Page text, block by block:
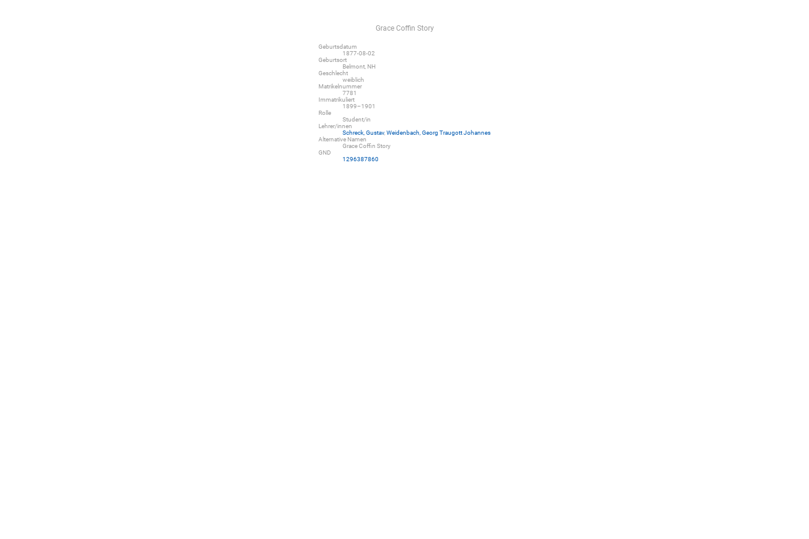
Grace Coffin Story
Geburtsdatum
1877-08-02
Geburtsort
Belmont, NH
Geschlecht
weiblich
Matrikelnummer
7781
Immatrikuliert
1899–1901
Rolle
Student/in
Lehrer/innen
Schreck, Gustav, Weidenbach, Georg Traugott Johannes
Alternative Namen
Grace Coffin Story
GND
1296387860